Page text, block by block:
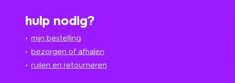
hulp nodig?
mijn bestelling
bezorgen of afhalen
ruilen en retourneren